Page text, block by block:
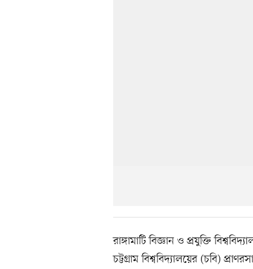
রাঙ্গামাটি বিজ্ঞান ও প্রযুক্তি
চট্টগ্রাম বিশ্ববিদ্যালয়ের (চবি)